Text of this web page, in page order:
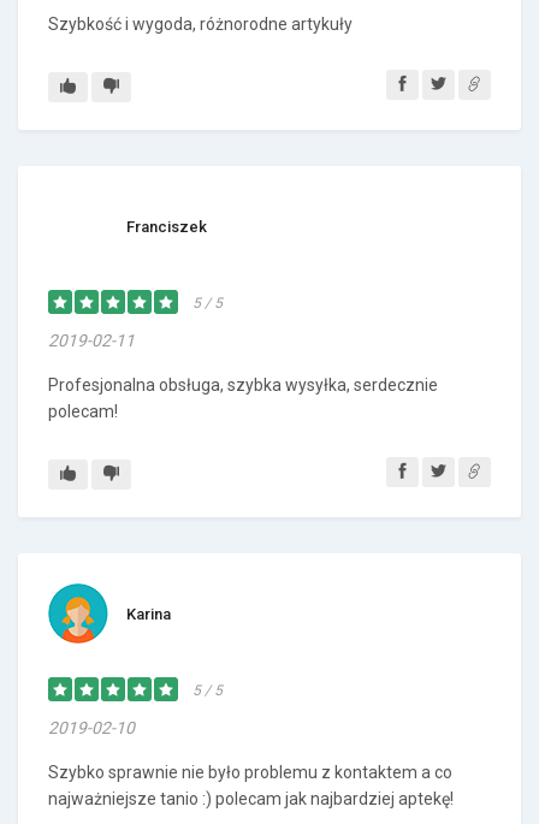
Szybkość i wygoda, różnorodne artykuły
Franciszek
5 / 5
2019-02-11
Profesjonalna obsługa, szybka wysyłka, serdecznie
polecam!
Karina
5 / 5
2019-02-10
Szybko sprawnie nie było problemu z kontaktem a co
najważniejsze tanio :) polecam jak najbardziej aptekę!